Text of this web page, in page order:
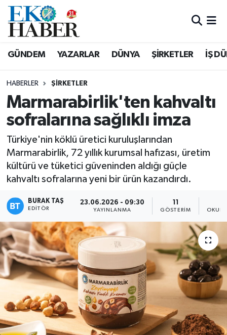
GÜNDEM YAZARLAR DÜNYA ŞİRKETLER İŞ
HABERLER ŞIRKETLER
Marmarabirlik'ten kahvaltı
sofralarına sağlıklı imza
Türkiye'nin köklü üretici kuruluşlarından
Marmarabirlik, 72 yıllık kurumsal hafızası, üretim
kültürü ve tüketici güveninden aldığı güçle
kahvaltı sofralarına yeni bir ürün kazandırdı.
BURAK TAŞ
EDITÖR
23.06.2026 - 09:30
YAYINLANMA
11
GÖSTERIM
Hava Durumu
Tüm Manşetler
Son Dakika Haberleri
Haber Arşivi